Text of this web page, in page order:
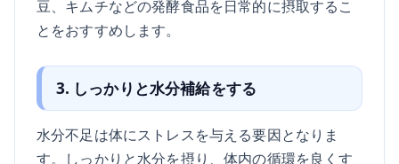
豆、キムチなどの発酵食品を日常的に摂取するこ
とをおすすめします。
3. しっかりと水分補給をする
水分不足は体にストレスを与える要因となりま
す。しっかりと水分を摂り、体内の循環を良くす